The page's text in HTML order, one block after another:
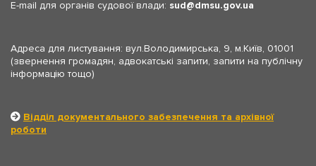
E-mail для органів судової влади: sud dmsu.gov.ua
Адреса для листування: вул.Володимирська, 9, м.Київ, 01001
(звернення громадян, адвокатські запити, запити на публічну
інформацію тощо)
Відділ документального забезпечення та архівної
роботи